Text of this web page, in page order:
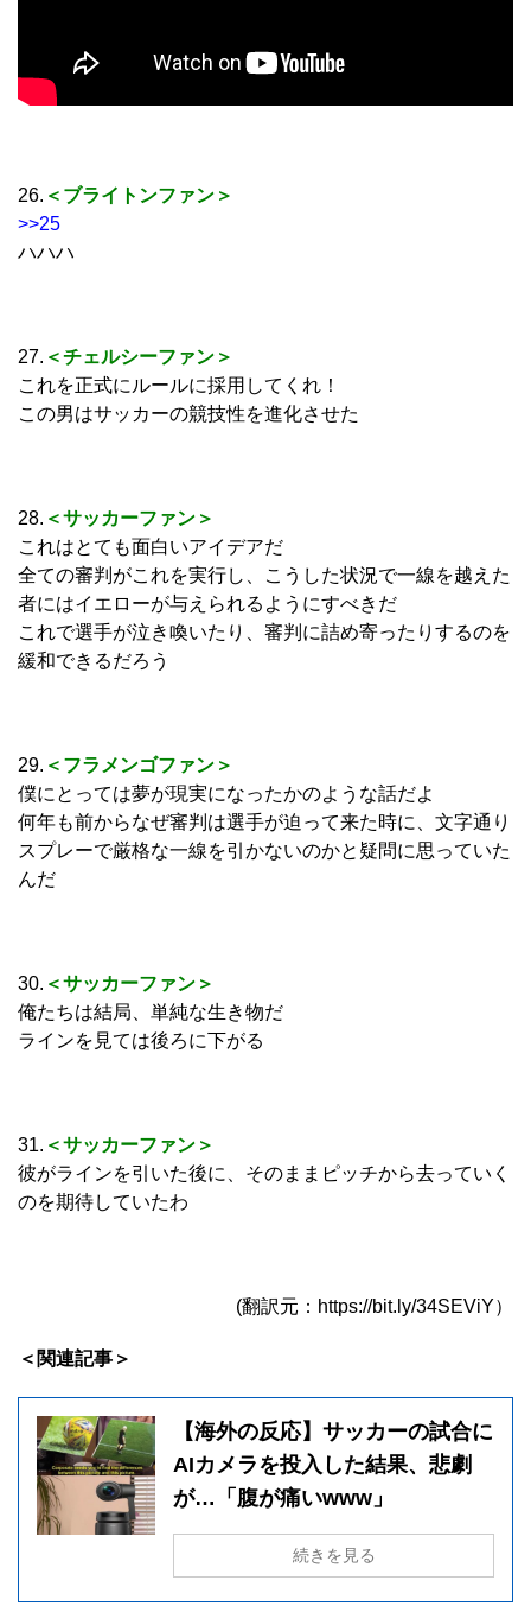
26. ＜ブライトンファン＞
>>25
ハハハ
27. ＜チェルシーファン＞
これを正式にルールに採用してくれ！
この男はサッカーの競技性を進化させた
28. ＜サッカーファン＞
これはとても面白いアイデアだ
全ての審判がこれを実行し、こうした状況で一線を越えた
者にはイエローが与えられるようにすべきだ
これで選手が泣き喚いたり、審判に詰め寄ったりするのを
緩和できるだろう
29. ＜フラメンゴファン＞
僕にとっては夢が現実になったかのような話だよ
何年も前からなぜ審判は選手が迫って来た時に、文字通り
スプレーで厳格な一線を引かないのかと疑問に思っていた
んだ
30. ＜サッカーファン＞
俺たちは結局、単純な生き物だ
ラインを見ては後ろに下がる
31. ＜サッカーファン＞
彼がラインを引いた後に、そのままピッチから去っていく
のを期待していたわ
(翻訳元：https://bit.ly/34SEViY）
＜関連記事＞
【海外の反応】サッカーの試合に
AIカメラを投入した結果、悲劇
が…「腹が痛いwww」
続きを見る